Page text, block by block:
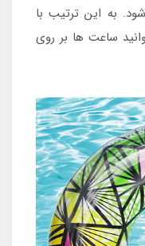
به این ترتیب با
ساعت ها بر روی